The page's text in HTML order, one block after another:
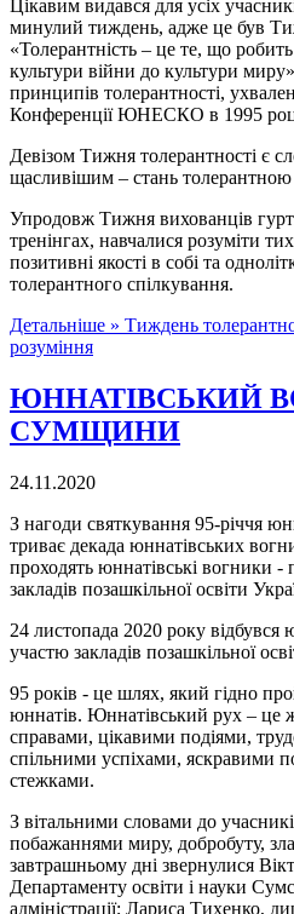
Цікавим видався для усіх
минулий тиждень, адже це був
«Толерантність – це те, що
культури війни до культури
принципів толерантності,
Конференції ЮНЕСКО в 1995
Девізом Тижня толерантності є
щасливішим – стань
Упродовж Тижня вихованців
тренінгах, навчалися розуміти
позитивні якості в собі та
толерантного спілкування.
Детальніше » Тиждень
розуміння
ЮННАТІВСЬКИЙ
СУМЩИНИ
24.11.2020
З нагоди святкування 95-річчя
триває декада юннатівських
проходять юннатівські вогники -
закладів позашкільної освіти
24 листопада 2020 року відбувся
участю закладів позашкільної
95 років - це шлях, який гідно
юннатів. Юннатівський рух – це
справами, цікавими подіями,
спільними успіхами, яскравими
стежками.
З вітальними словами до
побажаннями миру, добробуту,
завтрашньому дні звернулися
Департаменту освіти і науки
адміністрації; Лариса Тихенко,